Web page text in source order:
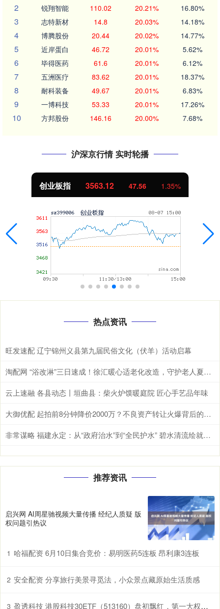
2 锐翔智能 110.02 20.21% 16.80%
3 志特新材 14.8 20.03% 14.18%
4 博腾股份 20.44 20.02% 14.77%
5 近岸蛋白 46.72 20.01% 5.62%
6 毕得医药 61.6 20.01% 6.12%
7 五洲医疗 83.62 20.01% 18.37%
8 耐科装备 49.67 20.01% 6.83%
9 一博科技 53.33 20.01% 17.26%
10 方邦股份 146.16 20.00% 7.68%
沪深京行情 实时轮播
创业板指 3563.12 47.56 1.35%
热点资讯
旺发速配 辽宁锦州义县第九届民俗文化（伏羊）活动启幕
淘配网 “浴改淋”三日速成！徐汇暖心适老化改造，守护老人夏日洗浴安全
云上速融 各县动态丨垣曲县：柴火炉馍暖庭院 匠心手艺品年味
大御优配 起拍前8分钟降价2000万？不良资产转让火爆背后的隐秘交易
非常谋略 福建永定：从“政府治水”到“全民护水” 碧水清流绘就乡村美与富_永定区_区域_谢雪林
推荐资讯
启兴网 AI周星驰视频大量传播 经纪人质疑 版
权问题引热议
1 哈福配资 6月10日集合竞价：易明医药5连板 昂利康3连板
2 安全配资 分享旅行美景寻觅法，小众景点藏原始生活质感
3 盈透科技 港股科技30ETF（513160）盘初飘红，第一大权重股阿里巴巴-W连续20日获南向资金净买入